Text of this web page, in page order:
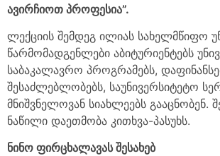
ავირჩიოთ პროფესია”.
ლექციის შემდეგ ილიას სახელმწიფო
წარმომადგენლები აბიტურიენტებს
საბაკალავრო პროგრამებს,
შესაძლებლობებს, საუნივერსიტეტო
მნიშვნელოვან სიახლეებს
ნაწილი დაეთმობა კითხვა-პასუხს.
ნინო ფირცხალავას შესახებ